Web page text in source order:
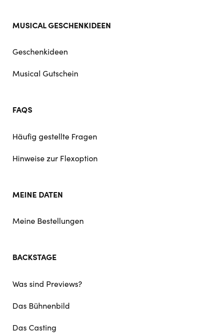
MUSICAL GESCHENKIDEEN
Geschenkideen
Musical Gutschein
FAQS
Häufig gestellte Fragen
Hinweise zur Flexoption
MEINE DATEN
Meine Bestellungen
BACKSTAGE
Was sind Previews?
Das Bühnenbild
Das Casting